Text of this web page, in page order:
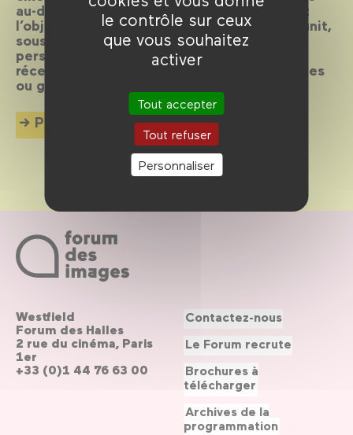
le contrôle sur ceux
que vous souhaitez
activer
Tout accepter
Tout refuser
Personnaliser
au-delà de notre périmètre habituel, tel est
l’objet du festival Un état du monde qui réunit,
sous le regard croisé de cinéastes et de
personnalités du monde entier, des films
récents sur des questions politiques, sociales
ou géopolitiques.
Plus d'info
Westfield
Forum des Halles
2 rue du cinéma, Paris
1er
+33 (0)1 44 76 63 00
Contactez-nous
Le Forum recrute
Brochures à
télécharger
Archives de la
programmation